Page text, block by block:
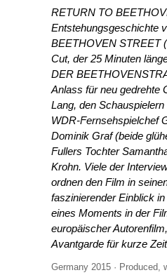
RETURN TO
Entstehungsgeschichte
BEETHOVEN STREET
Cut, der 25 Minuten
DER
Anlass für neu gedrehte
Lang, den
WDR-Fernsehspielchef
Dominik Graf (beide
Fullers Tochter
Krohn. Viele der
ordnen den Film in
faszinierender Einblick
eines Moments in der
europäischer
Avantgarde für kurze
Germany 2015 · Produced,